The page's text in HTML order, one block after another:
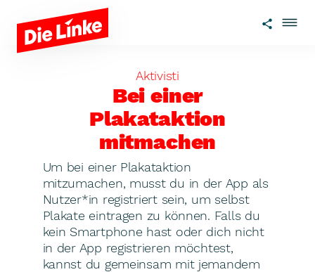
Zum Hauptinhalt springen
Aktivisti
Bei einer
Plakataktion
mitmachen
Um bei einer Plakataktion
mitzumachen, musst du in der App als
Nutzer*in registriert sein, um selbst
Plakate eintragen zu können. Falls du
kein Smartphone hast oder dich nicht
in der App registrieren möchtest,
kannst du gemeinsam mit jemandem